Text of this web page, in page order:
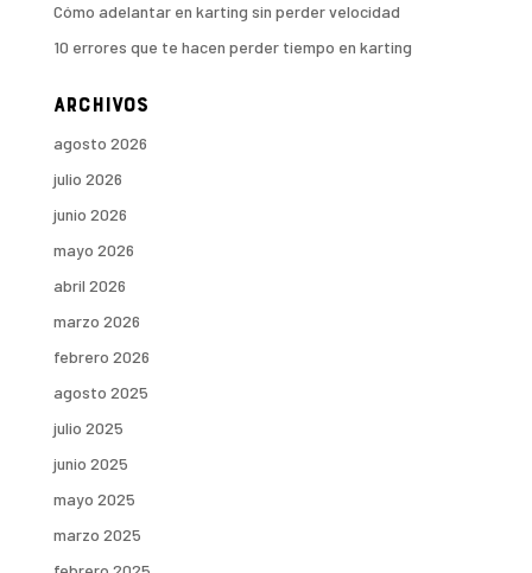
Cómo adelantar en karting sin perder velocidad
10 errores que te hacen perder tiempo en karting
Archivos
agosto 2026
julio 2026
junio 2026
mayo 2026
abril 2026
marzo 2026
febrero 2026
agosto 2025
julio 2025
junio 2025
mayo 2025
marzo 2025